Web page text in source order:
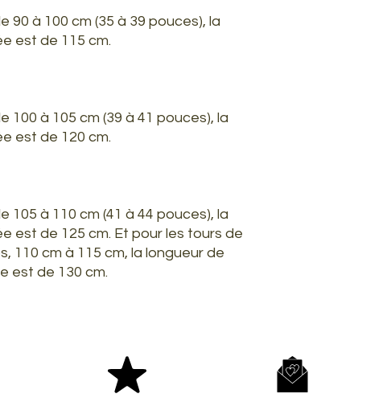
90 à 100 cm (35 à 39 pouces), la
est de 115 cm.
100 à 105 cm (39 à 41 pouces), la
est de 120 cm.
105 à 110 cm (41 à 44 pouces), la
est de 125 cm. Et pour les tours de
110 cm à 115 cm, la longueur de
est de 130 cm.